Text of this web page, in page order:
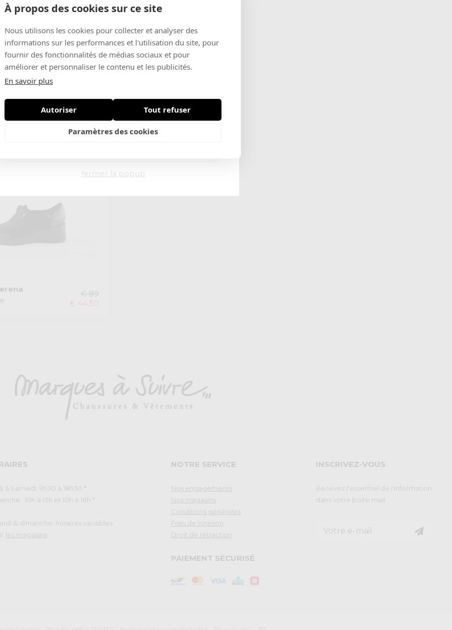
À propos des cookies sur ce site
Nous utilisons les cookies pour collecter et analyser des
informations sur les performances et l'utilisation du site, pour
fournir des fonctionnalités de médias sociaux et pour
améliorer et personnaliser le contenu et les publicités.
En savoir plus
Autoriser Tout refuser
Paramètres des cookies
Vous aimerez aussi ...
€ 89
€ 44,50
à Samedi: 9h30 à 18h30 *
: 10h à 13h et 10h à 18h *
& dimanche: horaires variables.
les magasins
NOTRE SERVICE
Nos engagements
Nos magasins
Conditions générales
Frais de livraison
Droit de rétraction
PAIEMENT SÉCURISÉ
INSCRIVEZ-VOUS
Recevez l'essentiel de l'information
dans votre boite mail:
Nouveautés • Offres exclusives
fermer la popup